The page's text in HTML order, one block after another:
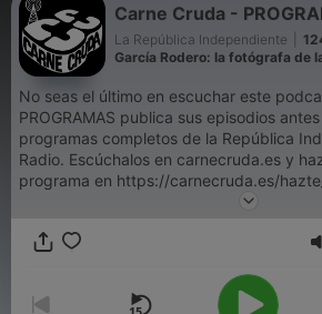
Carne Cruda -
La República Independiente
García Rodero: la fotógrafa de
No seas el último en escuchar este
PROGRAMAS publica sus episodios
programas completos de la República
Radio. Escúchalos en carnecruda.es y
programa en https://carnecruda.es/
on Acast. See acast.com/privacy for